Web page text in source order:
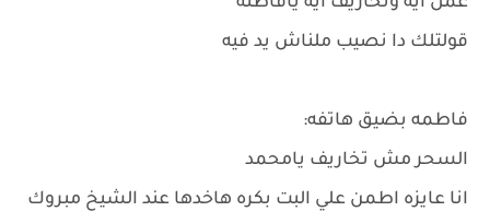
قولتلك دا نصيب ملناش يد فيه
فاطمه بضيق هاتفه:
السحر مش تخاريف يامحمد
انا عايزه اطمن علي البت بكره هاخدها عند الشيخ مبروك